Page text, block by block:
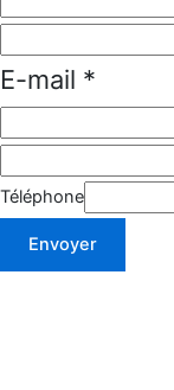
E-mail *
Téléphone
Envoyer